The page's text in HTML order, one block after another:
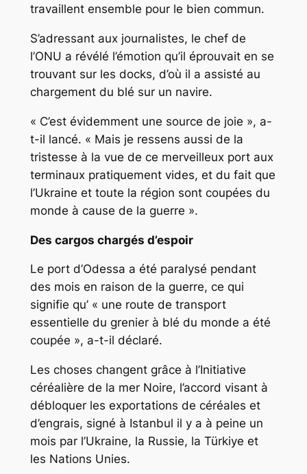
travaillent ensemble pour le bien commun.
S’adressant aux journalistes, le chef de
l’ONU a révélé l’émotion qu’il éprouvait en se
trouvant sur les docks, d’où il a assisté au
chargement du blé sur un navire.
« C’est évidemment une source de joie », a-
t-il lancé. « Mais je ressens aussi de la
tristesse à la vue de ce merveilleux port aux
terminaux pratiquement vides, et du fait que
l’Ukraine et toute la région sont coupées du
monde à cause de la guerre ».
Des cargos chargés d’espoir
Le port d’Odessa a été paralysé pendant
des mois en raison de la guerre, ce qui
signifie qu’ « une route de transport
essentielle du grenier à blé du monde a été
coupée », a-t-il déclaré.
Les choses changent grâce à l’Initiative
céréalière de la mer Noire, l’accord visant à
débloquer les exportations de céréales et
d’engrais, signé à Istanbul il y a à peine un
mois par l’Ukraine, la Russie, la Türkiye et
les Nations Unies.